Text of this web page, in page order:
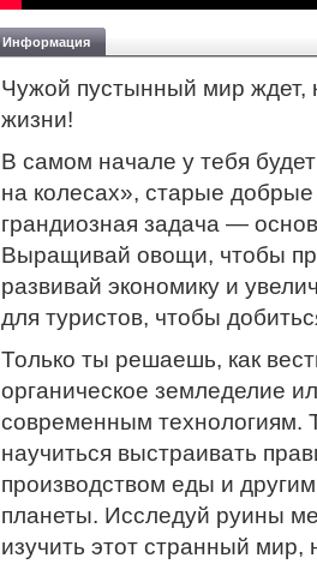
Информация
Чужой пустынный мир ждет,
жизни!
В самом начале у тебя
на колесах», старые
грандиозная задача —
Выращивай овощи, чтобы
развивай экономику и
для туристов, чтобы
Только ты решаешь, как
органическое земледелие
современным технологиям.
научиться выстраивать
производством еды и
планеты. Исследуй руины
изучить этот странный